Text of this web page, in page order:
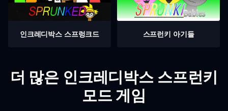
인크레디박스 스프렁크드 스프런키 아기들
더 많은 인크레디박스 스프런키
모드 게임